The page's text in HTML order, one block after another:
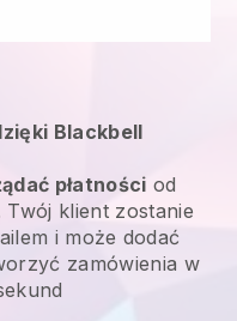
Blackbell
płatności od
Twój klient zostanie
i może dodać
zamówienia w